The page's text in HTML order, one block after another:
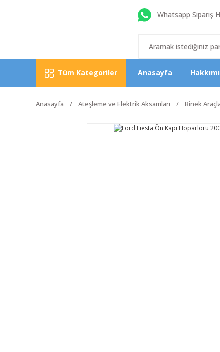
Whatsapp Sipariş
Tüm Kategoriler Anasayfa
Anasayfa Ateşleme ve Elektrik Aksamları Binek